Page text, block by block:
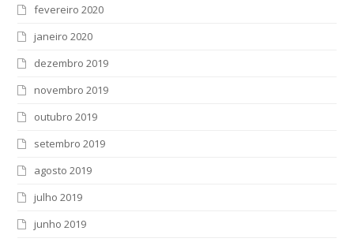
fevereiro 2020
janeiro 2020
dezembro 2019
novembro 2019
outubro 2019
setembro 2019
agosto 2019
julho 2019
junho 2019